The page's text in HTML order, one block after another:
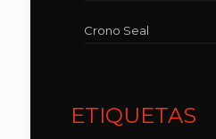
Crono Seal
ETIQUETAS